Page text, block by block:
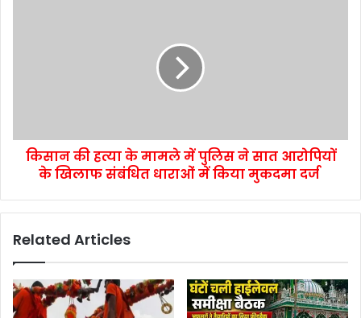
किसान की हत्या के मामले में पुलिस ने सात आरोपियों
के खिलाफ संबंधित धाराओं में किया मुकदमा दर्ज
Related Articles